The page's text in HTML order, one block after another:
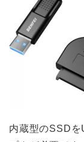
内蔵型のSSD